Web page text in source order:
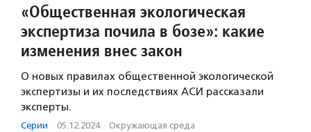
«Общественная экологическая
экспертиза почила в бозе»: какие
изменения внес закон
О новых правилах общественной экологической
экспертизы и их последствиях АСИ рассказали
эксперты.
Серии · 05.12.2024 · Окружающая среда